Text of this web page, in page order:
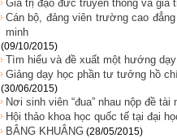
Giá trị đạo đức truyền thống và giá
Cán bộ, đảng viên trường cao
minh
(09/10/2015)
Tìm hiểu và đề xuất một hướng
Giảng dạy học phần tư tưởng hồ
(30/06/2015)
Nơi sinh viên “đua” nhau nộp đề
Hội thảo khoa học quốc tế tại đại
BÂNG KHUÂNG (28/05/2015)